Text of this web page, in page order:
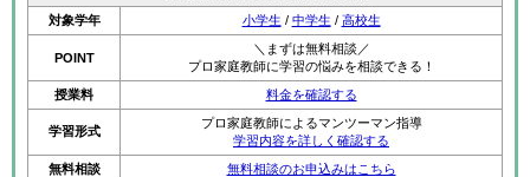
対象学年
小学生 / 中学生 / 高校生
POINT
＼まずは無料相談／
プロ家庭教師に学習の悩みを相談できる！
授業料
料金を確認する
学習形式
プロ家庭教師によるマンツーマン指導
学習内容を詳しく確認する
無料相談
無料相談のお申込みはこちら